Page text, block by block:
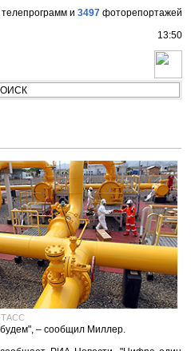
телепрограмм и 3497 фоторепортажей
13:50
Сергей Цыпляев "Мир как
ТАСС
будем", – сообщил Миллер.